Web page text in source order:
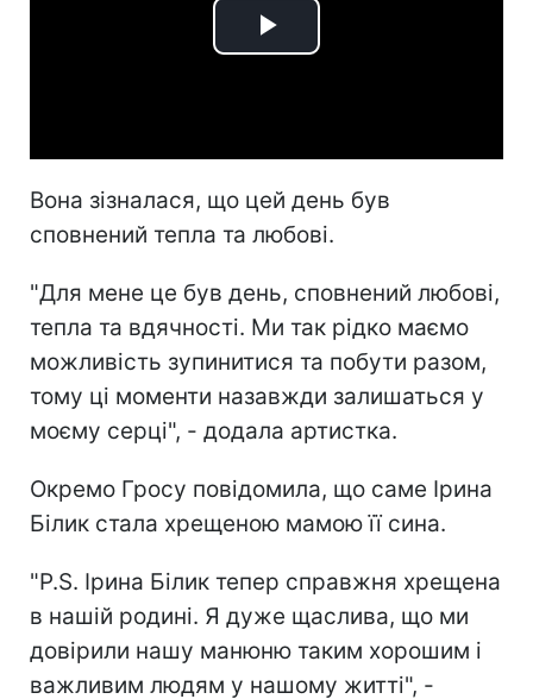
Play
Вона зізналася, що цей день був
сповнений тепла та любові.
"Для мене це був день, сповнений любові,
тепла та вдячності. Ми так рідко маємо
можливість зупинитися та побути разом,
тому ці моменти назавжди залишаться у
моєму серці", - додала артистка.
Окремо Гросу повідомила, що саме Ірина
Білик стала хрещеною мамою її сина.
"P.S. Ірина Білик тепер справжня хрещена
в нашій родині. Я дуже щаслива, що ми
довірили нашу манюню таким хорошим і
важливим людям у нашому житті", -